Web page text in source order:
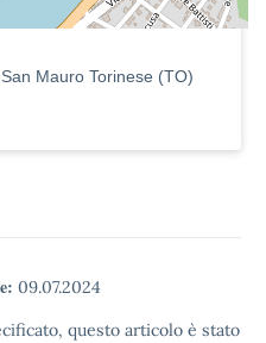
Mauro Torinese (TO)
09.07.2024
questo articolo è stato